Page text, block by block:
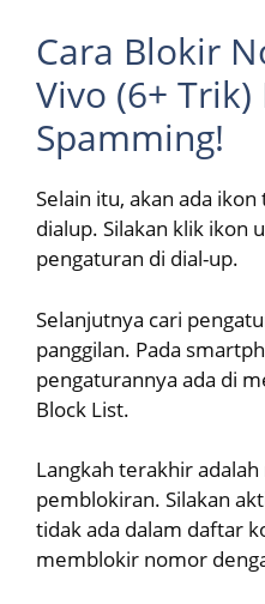
Cara Blokir
Vivo (6+ Trik)
Spamming!
Selain itu, akan ada
dialup. Silakan klik ikon
pengaturan di dial-up.
Selanjutnya cari
panggilan. Pada
pengaturannya ada di
Block List.
Langkah terakhir
pemblokiran. Silakan
tidak ada dalam daftar
memblokir nomor